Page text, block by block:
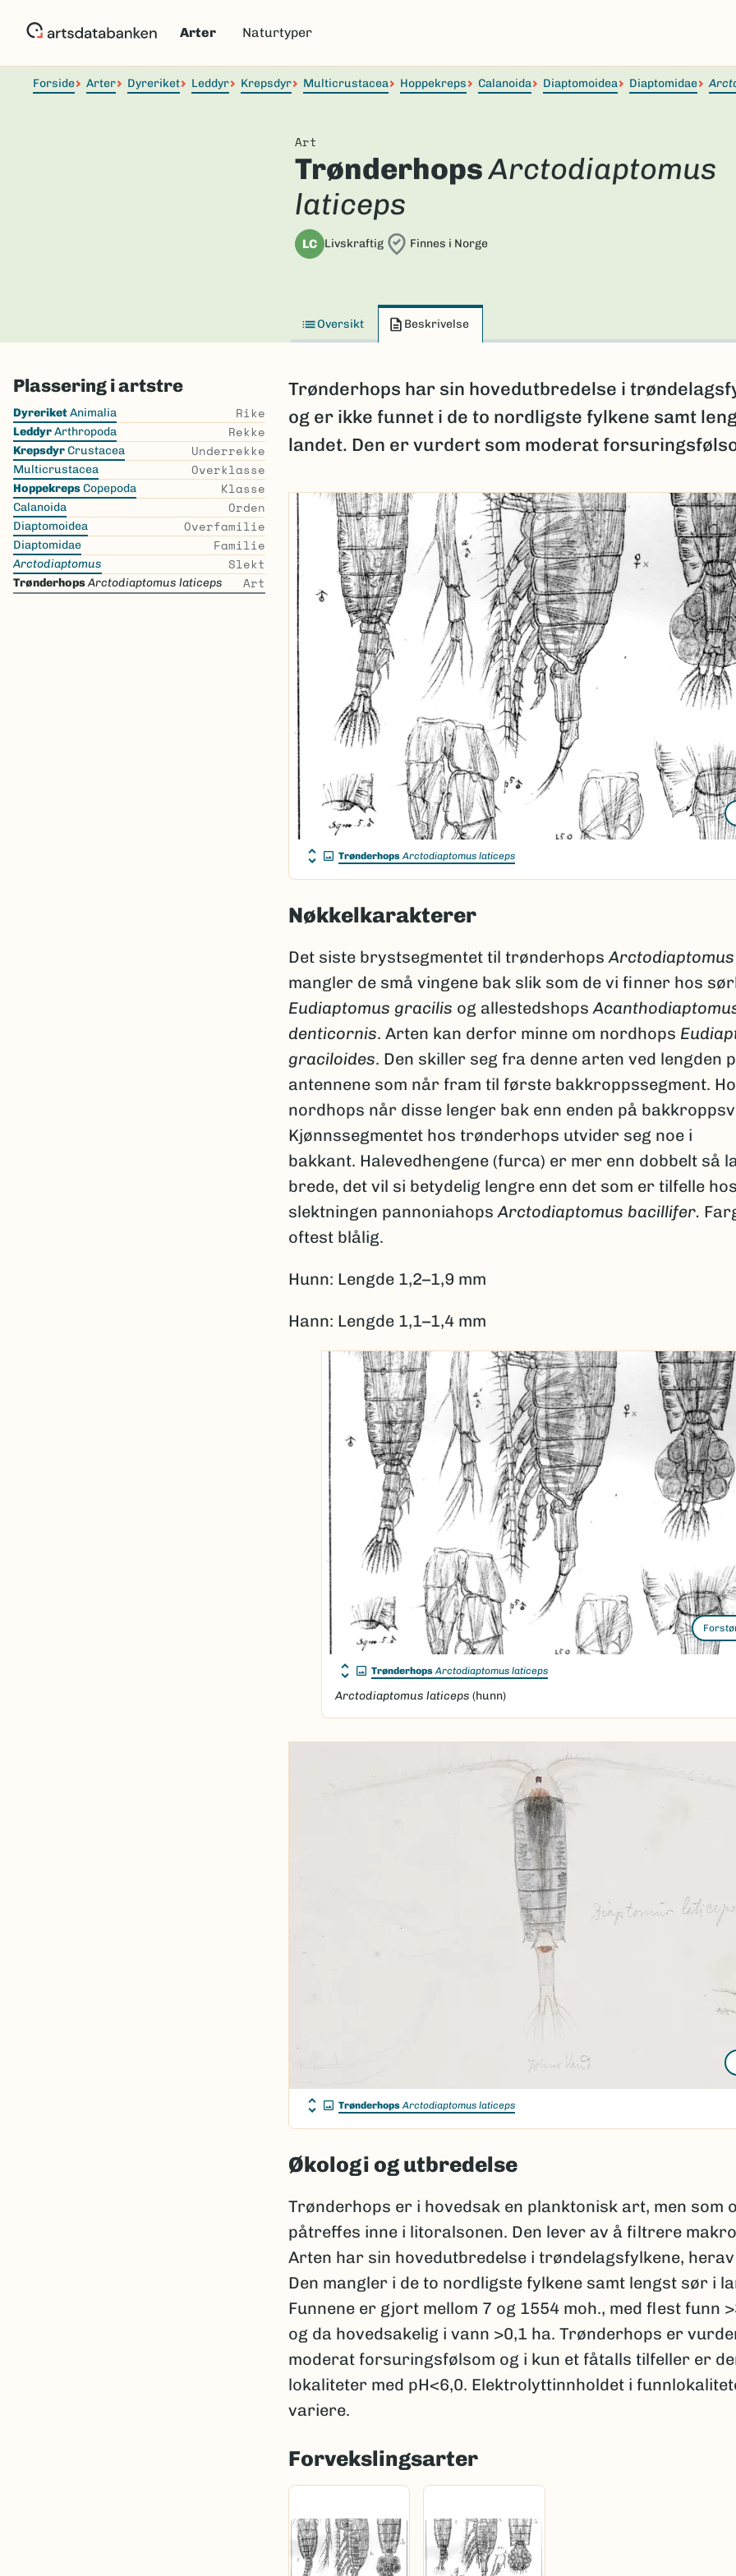
Arter Naturtyper
Forside Arter Dyreriket Leddyr Krepsdyr Multicrustacea Hoppekreps Calanoida Diaptomoidea Diaptomidae
Art
TrønderhopsArctodiaptomus
laticeps
LC Livskraftig Finnes i Norge
Oversikt Beskrivelse
Plassering i artstre
Skip
the
list
DyreriketAnimalia Rike
LeddyrArthropoda Rekke
KrepsdyrCrustacea Underrekke
Multicrustacea Overklasse
HoppekrepsCopepoda Klasse
Calanoida Orden
Diaptomoidea Overfamilie
Diaptomidae Familie
Arctodiaptomus Slekt
TrønderhopsArctodiaptomus laticeps Art
Trønderhops har sin hovedutbredelse i
og er ikke funnet i de to nordligste fylkene samt
landet. Den er vurdert som moderat
Trønderhops Arctodiaptomus laticeps
Nøkkelkarakterer
Det siste brystsegmentet til trønderhops
mangler de små vingene bak slik som de vi finner hos
Eudiaptomus gracilis og allestedshops
denticornis. Arten kan derfor minne om nordhops
graciloides. Den skiller seg fra denne arten ved lengden
antennene som når fram til første bakkroppssegment.
nordhops når disse lenger bak enn enden på
Kjønnssegmentet hos trønderhops utvider seg noe i
bakkant. Halevedhengene (furca) er mer enn dobbelt så
brede, det vil si betydelig lengre enn det som er tilfelle
slektningen pannoniahopsArctodiaptomus bacillifer.
oftest blålig.
Hunn: Lengde 1,2–1,9 mm
Hann: Lengde 1,1–1,4 mm
Trønderhops Arctodiaptomus laticeps
Arctodiaptomus laticeps (hunn)
Trønderhops Arctodiaptomus laticeps
Økologi og utbredelse
Trønderhops er i hovedsak en planktonisk art, men som
påtreffes inne i litoralsonen. Den lever av å filtrere
Arten har sin hovedutbredelse i trøndelagsfylkene,
Den mangler i de to nordligste fylkene samt lengst sør i
Funnene er gjort mellom 7 og 1554 moh., med flest funn
og da hovedsakelig i vann >0,1 ha. Trønderhops er
moderat forsuringsfølsom og i kun et fåtalls tilfeller er
lokaliteter med pH<6,0. Elektrolyttinnholdet i
variere.
Forvekslingsarter